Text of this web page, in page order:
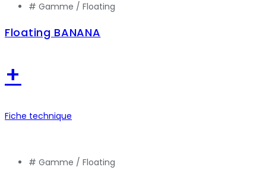
# Gamme / Floating
Floating BANANA
+
Fiche technique
# Gamme / Floating